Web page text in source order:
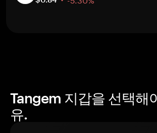
Tangem 지갑을 선택해
유.